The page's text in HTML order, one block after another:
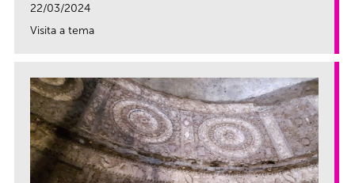
22/03/2024
Visita a tema